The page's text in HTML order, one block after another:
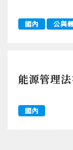
國內 公與
能源管理
國內